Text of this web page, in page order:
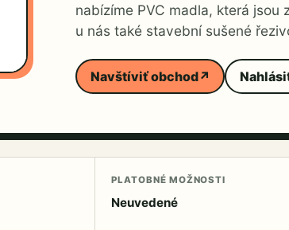
nabízíme PVC madla, která
u nás také stavební sušené
Navštíviť obchod↗
PLATOBNÉ MOŽNOSTI
Neuvedené